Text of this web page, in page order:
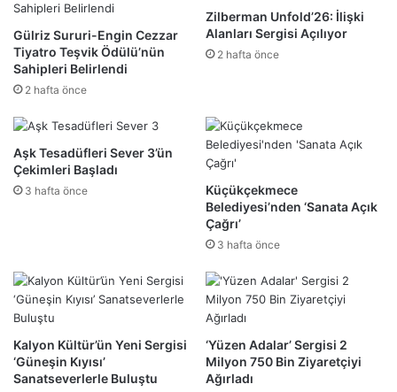
Gülriz Sururi-Engin Cezzar
Tiyatro Teşvik Ödülü’nün
Sahipleri Belirlendi
2 hafta önce
Zilberman Unfold’26: İlişki
Alanları Sergisi Açılıyor
2 hafta önce
Aşk Tesadüfleri Sever 3’ün
Çekimleri Başladı
3 hafta önce
Küçükçekmece
Belediyesi’nden ‘Sanata Açık
Çağrı’
3 hafta önce
Kalyon Kültür’ün Yeni Sergisi
‘Güneşin Kıyısı’
Sanatseverlerle Buluştu
‘Yüzen Adalar’ Sergisi 2
Milyon 750 Bin Ziyaretçiyi
Ağırladı